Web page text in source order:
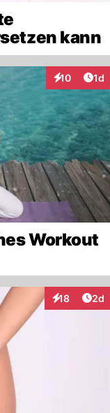
kann
10 1d
Workout
18
Interaktionen
2d